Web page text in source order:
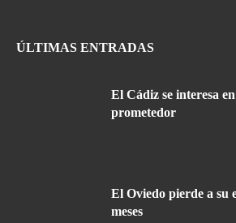
ÚLTIMAS ENTRADAS
El Cádiz se interesa
prometedor
El Oviedo pierde a su
meses